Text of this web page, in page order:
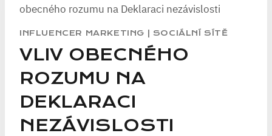
obecného rozumu na Deklaraci nezávislosti
INFLUENCER MARKETING SOCIÁLNÍ SÍTĚ
VLIV OBECNÉHO
ROZUMU NA
DEKLARACI
NEZÁVISLOSTI